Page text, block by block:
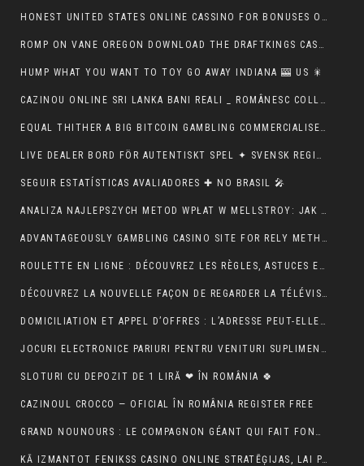
HONEST UNITED STATES ONLINE CASSINO FOR BONUSES ONLINECASINOGAMES.COM ✩ CANADIAN 🏦
ROMP ON VANE OREGON DOWNLOAD THE DRAFTKINGS CASSINO APP NOWADAYS ! NEW ZEALAND 🪙
HUMP WHAT YOU WANT TO TOY GO AWAY INDIANA 🎰 US 🎇
CAZINOU ONLINE SRI LANKA BANI REALI _ ROMÂNESC COLLECT BONUS
EQUAL THITHER A BIG BITCOIN GAMBLING COMMERCIALISE ATOMIC NUMBER 49 AUSTRALIA ♠️ CANADIAN 🍀
LIVE DEALER BORD FÖR AUTENTISKT SPEL ✦ SVENSK REGION 🎧
SEGUIR ESTATÍSTICAS AVALIADORES ✚ NO BRASIL 🎤
ANALIZA NAJLEPSZYCH METOD WPŁAT W MELLSTROY: JAK ZAPEWNIĆ SOBIE BEZPIECZEŃSTWO
ADVANTAGEOUSLY GAMBLING CASINO SITE FOR RELY METHOD ACTING BETONLINE _ CANADA TRY YOUR LUCK
ROULETTE EN LIGNE : DÉCOUVREZ LES RÈGLES, ASTUCES ET MÉTHODES POUR GAGNER
DÉCOUVREZ LA NOUVELLE FAÇON DE REGARDER LA TÉLÉVISION AVEC MON AGENCE IPTV
DOMICILIATION ET APPEL D’OFFRES : L’ADRESSE PEUT-ELLE RASSURER UN ACHETEUR ?
JOCURI ELECTRONICE PARIURI PENTRU VENITURI SUPLIMENTARE – RO 🍾
SLOTURI CU DEPOZIT DE 1 LIRĂ ❤ ÎN ROMÂNIA 🍀
CAZINOUL CROCCO — OFICIAL ÎN ROMÂNIA REGISTER FREE
GRAND NOUNOURS : LE COMPAGNON GÉANT QUI FAIT FONDRE TOUS LES CŒURS
KĀ IZMANTOT FENIKSS CASINO ONLINE STRATĒĢIJAS, LAI PALIELINĀTU IZREDZES